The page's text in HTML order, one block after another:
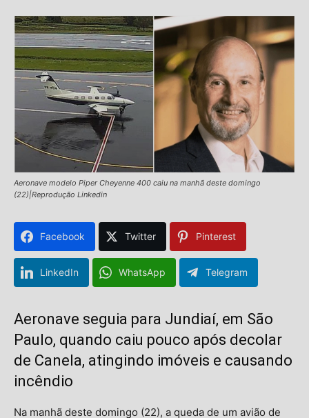
Aeronave modelo Piper Cheyenne 400 caiu na manhã deste domingo
(22)|Reprodução Linkedin
Facebook Twitter Pinterest
LinkedIn WhatsApp Telegram
Aeronave seguia para Jundiaí, em São
Paulo, quando caiu pouco após decolar
de Canela, atingindo imóveis e causando
incêndio
Na manhã deste domingo (22), a queda de um avião de